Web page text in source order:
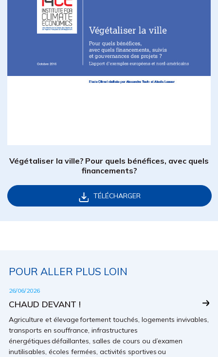
Végétaliser la ville? Pour quels bénéfices, avec quels
financements?
TÉLÉCHARGER
POUR ALLER PLUS LOIN
26/06/2026
CHAUD DEVANT !
Agriculture et élevage fortement touchés, logements invivables,
transports en souffrance, infrastructures
énergétiques défaillantes, salles de cours ou d’examen
inutilisables, écoles fermées, activités sportives ou